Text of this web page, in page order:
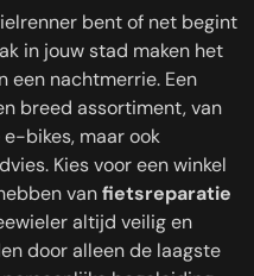
bent of net begint
in jouw stad maken het
een nachtmerrie. Een
breed assortiment, van
bikes, maar ook
Kies voor een winkel
vanfietsreparatie
altijd veilig en
door alleen de laagste